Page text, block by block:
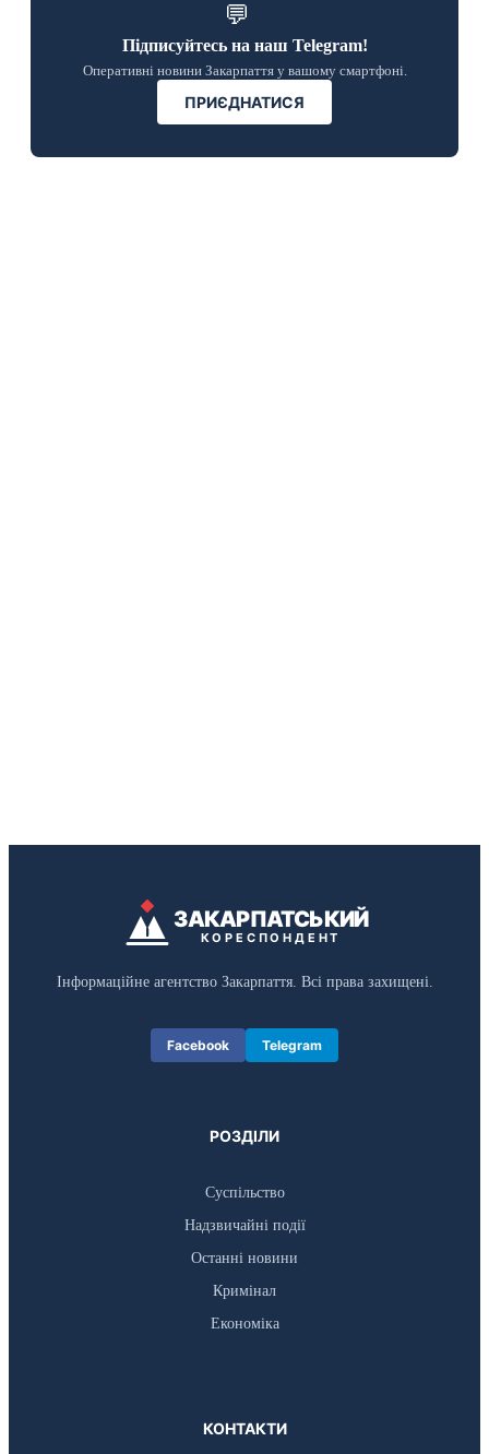
💬
Підписуйтесь на наш Telegram!
Оперативні новини Закарпаття у вашому смартфоні.
ПРИЄДНАТИСЯ
ЗАКАРПАТСЬКИЙ
КОРЕСПОНДЕНТ
Інформаційне агентство Закарпаття. Всі права захищені.
Facebook Telegram
РОЗДІЛИ
Суспільство
Надзвичайні події
Останні новини
Кримінал
Економіка
КОНТАКТИ